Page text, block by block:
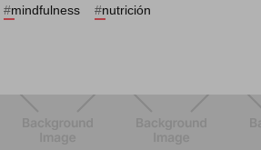
#mindfulness #nutrición